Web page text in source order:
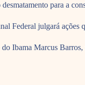
para a
Federal julgará ações
Ibama Marcus